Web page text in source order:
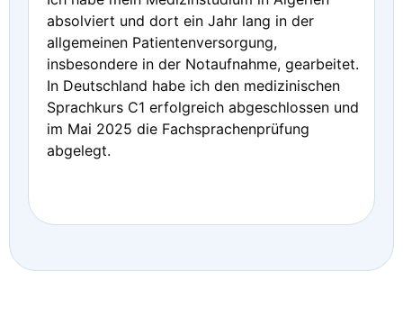
absolviert und dort ein Jahr lang in der
allgemeinen Patientenversorgung,
insbesondere in der Notaufnahme, gearbeitet.
In Deutschland habe ich den medizinischen
Sprachkurs C1 erfolgreich abgeschlossen und
im Mai 2025 die Fachsprachenprüfung
abgelegt.